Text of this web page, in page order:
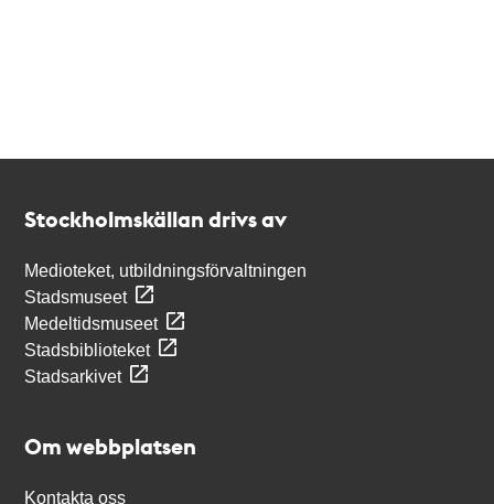
Stockholmskällan drivs av
Medioteket, utbildningsförvaltningen
Stadsmuseet
Medeltidsmuseet
Stadsbiblioteket
Stadsarkivet
Om webbplatsen
Kontakta oss